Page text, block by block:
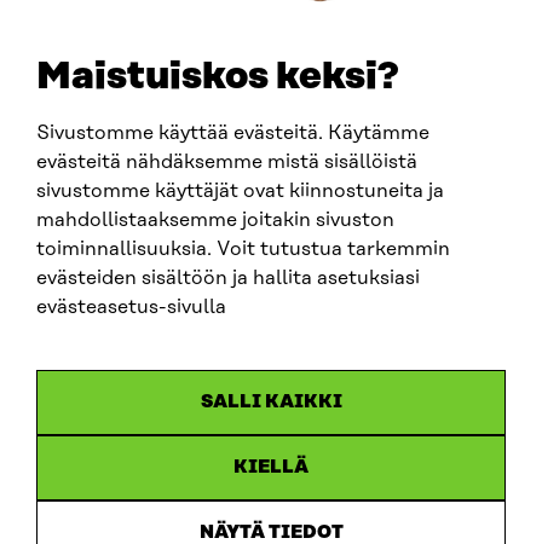
Maistuiskos keksi?
Sivustomme käyttää evästeitä. Käytämme
evästeitä nähdäksemme mistä sisällöistä
sivustomme käyttäjät ovat kiinnostuneita ja
mahdollistaaksemme joitakin sivuston
toiminnallisuuksia. Voit tutustua tarkemmin
evästeiden sisältöön ja hallita asetuksiasi
evästeasetus-sivulla
SALLI KAIKKI
KIELLÄ
NÄYTÄ TIEDOT
ARTIKKELI
China shock 2.0 – Eurooppa havahtuu liian hitaasti
Kiinan järjestelmävaltaan